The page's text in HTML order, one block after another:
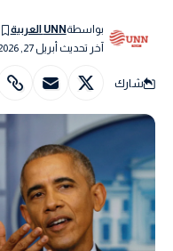
آخر تحديث أبريل 27, 2026 7:29 ص
بواسطةUNN العربية
شارك